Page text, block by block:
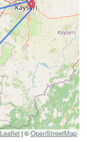
Leaflet | ©OpenStreetMap